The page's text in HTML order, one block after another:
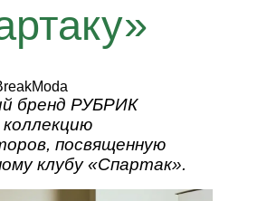
бренд РУБРИК
посвященную
клубу «Спартак».